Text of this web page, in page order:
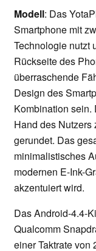
Modell: Das
Smartphone mit
Technologie nutzt
Rückseite des
überraschende
Design des
Kombination sein.
Hand des
gerundet. Das
minimalistisches
modernen E-Ink-
akzentuiert wird.
Das Android-4.4-
Qualcomm
einer Taktrate von